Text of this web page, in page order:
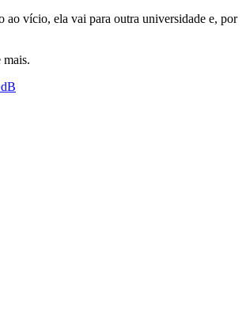
ao vício, ela vai para outra universidade e, por